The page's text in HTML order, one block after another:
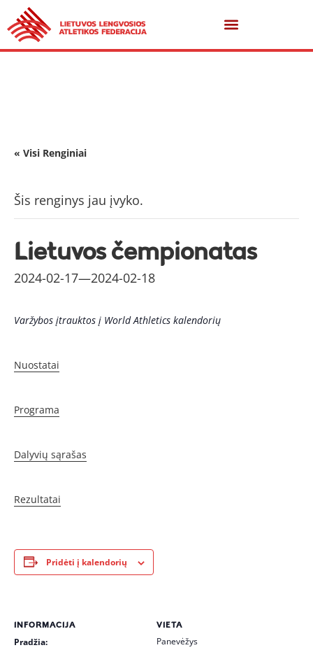
« Visi Renginiai
Šis renginys jau įvyko.
Lietuvos čempionatas
2024-02-17—2024-02-18
Varžybos įtrauktos į World Athletics kalendorių
Nuostatai
Programa
Dalyvių sąrašas
Rezultatai
Pridėti į kalendorių
INFORMACIJA
Pradžia:
VIETA
Panevėžys